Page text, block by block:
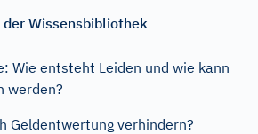
Wissensbibliothek
Wie entsteht Leiden und wie kann
werden?
Geldentwertung verhindern?